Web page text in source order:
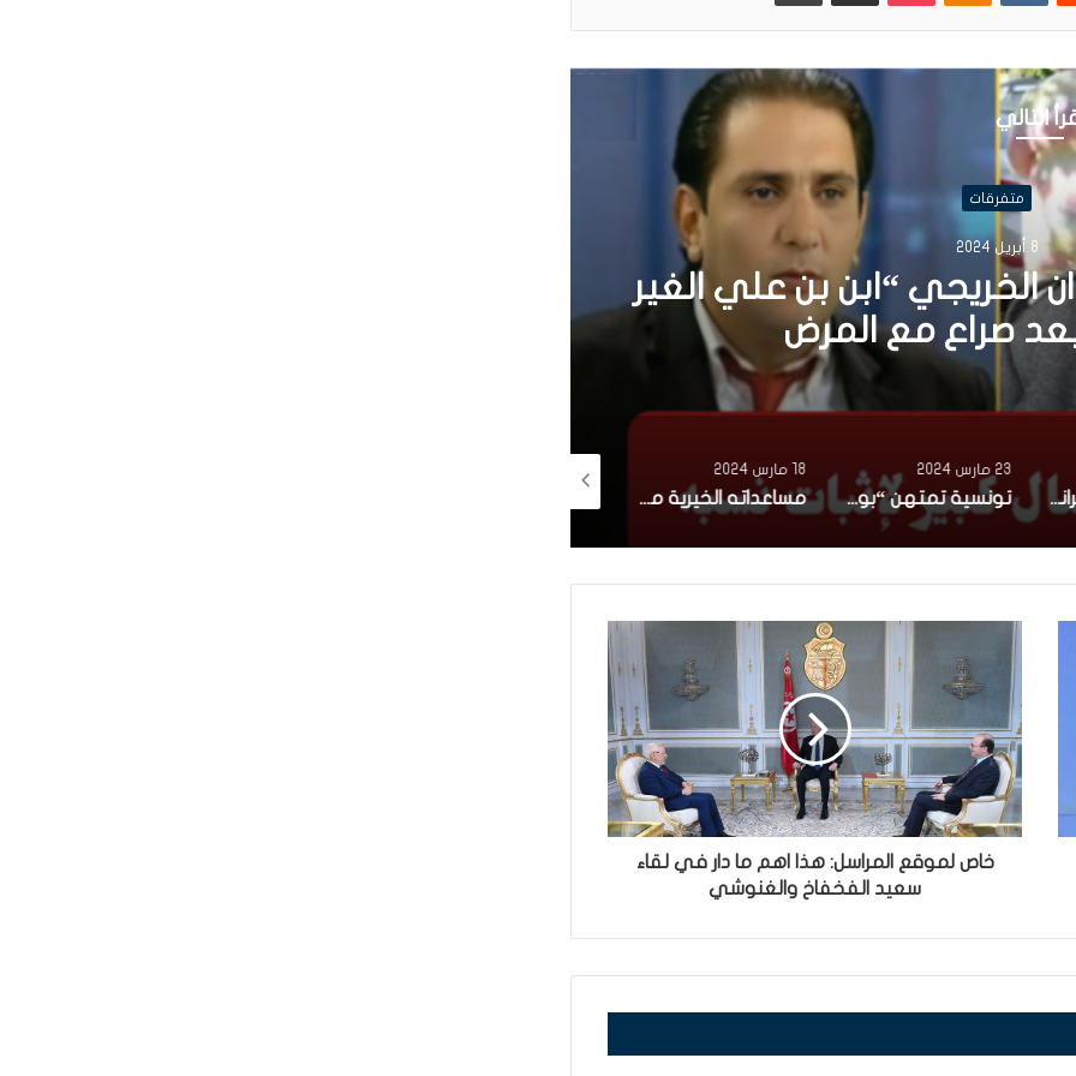
التالي
متفرقات
8 أبريل 2024
“ابن بن علي الغير
مع المرض
امرأة فرنسية سكرانة في شهر رمضان تتهجّم على عون أمن تونسي.. وبشير الغربي يلقنها درسا(فيديو)
23 مارس 2024
تونسية تمتهن “بوطبيلة” في رمضان : ورثت الخدمة على بابا.. نخدم بذراعي ونصرف على ميمتي (فيديو)
18 مارس 2024
مساعداته الخيرية متواصلة منذ سنوات و في عدة قطاعات..سعد بقير يتكفل بـ”عمرة” عدد من أبناء تطاوين
خاص لموقع المراسل: هذا اهم ما دار في لقاء
سعيد الفخفاخ والغنوشي